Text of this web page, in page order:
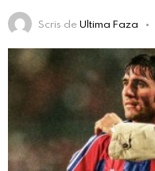
Scris deUltima Faza